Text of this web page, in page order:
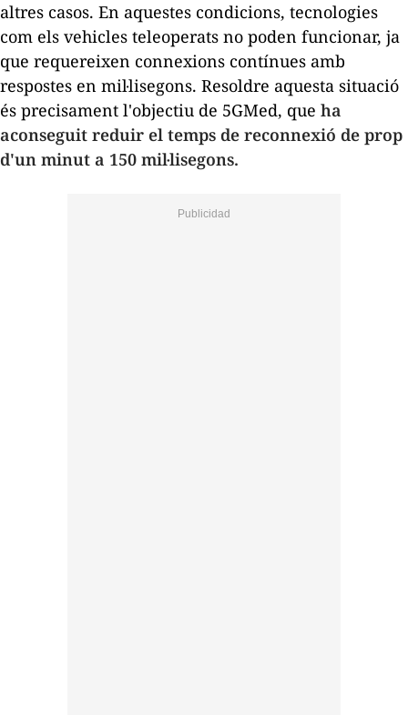
altres casos. En aquestes condicions, tecnologies
com els vehicles teleoperats no poden funcionar, ja
que requereixen connexions contínues amb
respostes en mil·lisegons. Resoldre aquesta situació
és precisament l'objectiu de 5GMed, que ha
aconseguit reduir el temps de reconnexió de prop
d'un minut a 150 mil·lisegons.